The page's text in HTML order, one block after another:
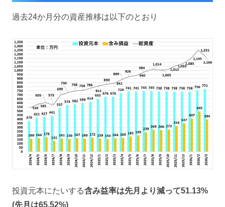
過去24か月分の資産推移は以下のとおり
投資元本にたいする含み益率は先月より減って51.13%
(先月は65.52%)